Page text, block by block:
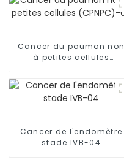
Cancer du poumon non
à petites cellules
Cancer de l'endomètre
stade IVB-04